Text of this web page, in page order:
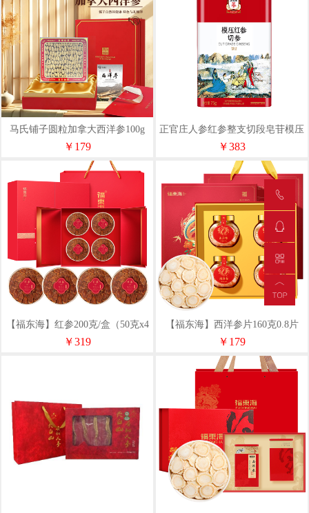
马氏铺子圆粒加拿大西洋参100g
￥179
正官庄人参红参整支切段皂苷模压
红参切参75g健康礼物滋补
￥383
【福东海】红参200克/盒（50克x4
罐）
￥319
【福东海】西洋参片160克0.8片
（40克*4）礼盒
￥179